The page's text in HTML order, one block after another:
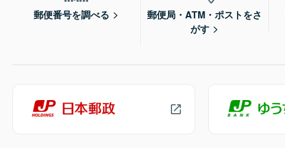
郵便番号を調べる
郵便局・ATM・ポストをさ
がす